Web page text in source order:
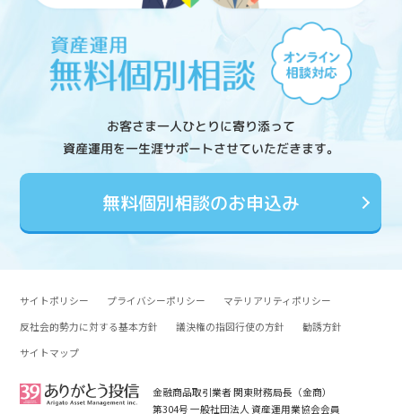
お客さま一人ひとりに寄り添って
資産運用を一生涯サポートさせていただきます。
無料個別相談のお申込み
サイトポリシー プライバシーポリシー
マテリアリティポリシー
反社会的勢力に対する基本方針
議決権の指図行使の方針
勧誘方針
サイトマップ
金融商品取引業者 関東財務局長（金商）
第304号 一般社団法人 資産運用業協会会員